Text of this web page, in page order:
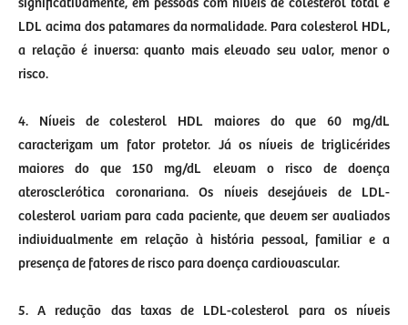
LDL acima dos patamares da normalidade. Para colesterol HDL,
a relação é inversa: quanto mais elevado seu valor, menor o
risco.
4. Níveis de colesterol HDL maiores do que 60 mg/dL
caracterizam um fator protetor. Já os níveis de triglicérides
maiores do que 150 mg/dL elevam o risco de doença
aterosclerótica coronariana. Os níveis desejáveis de LDL-
colesterol variam para cada paciente, que devem ser avaliados
individualmente em relação à história pessoal, familiar e a
presença de fatores de risco para doença cardiovascular.
5. A redução das taxas de LDL-colesterol para os níveis